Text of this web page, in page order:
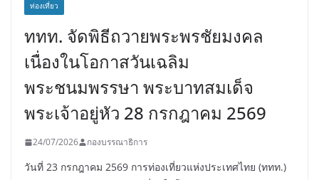
ท่องเที่ยว
ททท. จัดพิธีถวายพระพรชัยมงคล
เนื่องในโอกาสวันเฉลิม
พระชนมพรรษา พระบาทสมเด็จ
พระเจ้าอยู่หัว 28 กรกฎาคม 2569
24/07/2026 กองบรรณาธิการ
วันที่ 23 กรกฎาคม 2569 การท่องเที่ยวแห่งประเทศไทย (ททท.)